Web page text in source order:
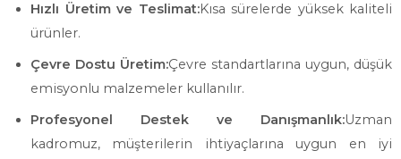
Hızlı Üretim ve Teslimat:Kısa sürelerde yüksek kaliteli
ürünler.
Çevre Dostu Üretim:Çevre standartlarına uygun, düşük
emisyonlu malzemeler kullanılır.
Profesyonel Destek ve Danışmanlık:Uzman
kadromuz, müşterilerin ihtiyaçlarına uygun en iyi